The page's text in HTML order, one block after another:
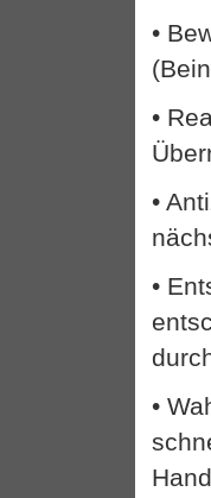
•
•
•
•
•